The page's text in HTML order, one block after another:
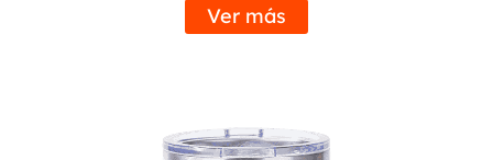
Ver más